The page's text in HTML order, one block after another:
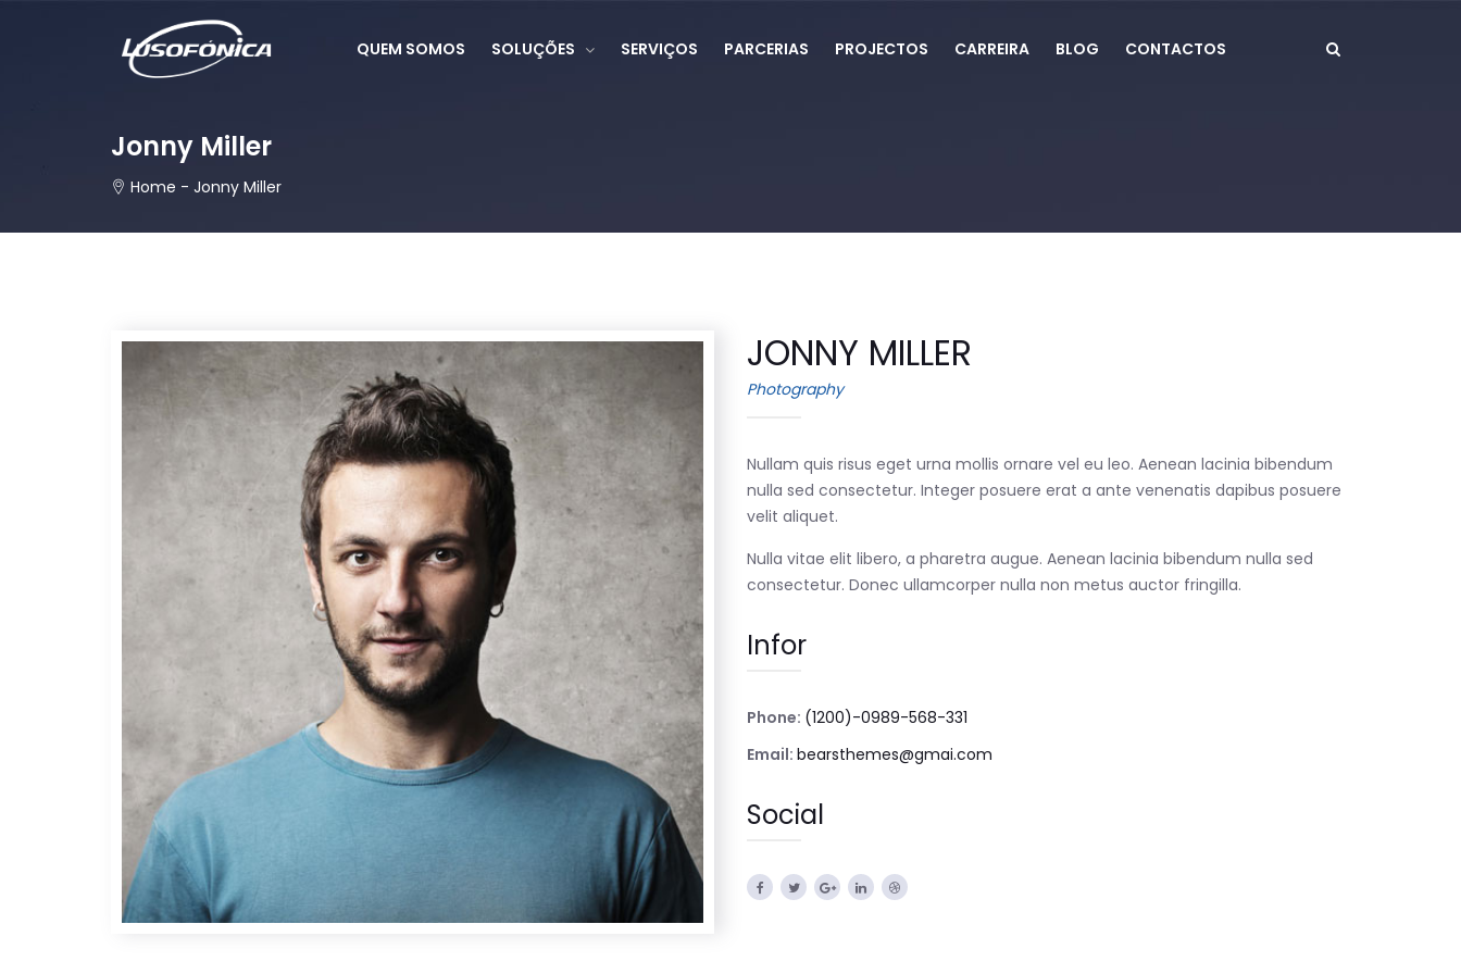
QUEM SOMOS SOLUÇÕES SERVIÇOS PARCERIAS PROJECTOS CARREIRA BLOG CONTACTOS
Jonny Miller
Home - Jonny Miller
JONNY MILLER
Photography
Nullam quis risus eget urna mollis ornare vel eu leo. Aenean lacinia bibendum
nulla sed consectetur. Integer posuere erat a ante venenatis dapibus posuere
velit aliquet.
Nulla vitae elit libero, a pharetra augue. Aenean lacinia bibendum nulla sed
consectetur. Donec ullamcorper nulla non metus auctor fringilla.
Infor
Phone: (1200)-0989-568-331
Email: bearsthemes@gmai.com
Social